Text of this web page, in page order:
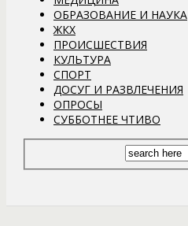
ОБРАЗОВАНИЕ И НАУКА
ЖКХ
ПРОИСШЕСТВИЯ
КУЛЬТУРА
СПОРТ
ДОСУГ И РАЗВЛЕЧЕНИЯ
ОПРОСЫ
СУББОТНЕЕ ЧТИВО